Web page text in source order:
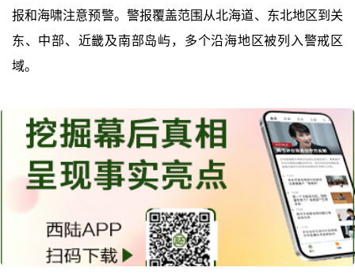
报和海啸注意预警。警报覆盖范围从北海道、东北地区到关
东、中部、近畿及南部岛屿，多个沿海地区被列入警戒区
域。